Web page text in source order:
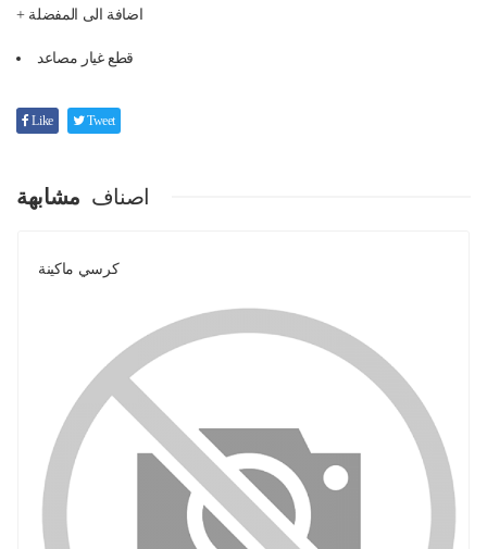
+ اضافة الى المفضلة
قطع غيار مصاعد
Like Tweet
اصناف مشابهة
كرسي ماكينة